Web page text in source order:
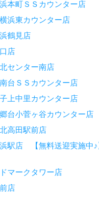
本町ＳＳカウンター店
浜東カウンター店
鶴見店
店
センター南店
台ＳＳカウンター店
上中里カウンター店
台小菅ヶ谷カウンター店
高田駅前店
駅店 【無料送迎実施中♪
マークタワー店
店